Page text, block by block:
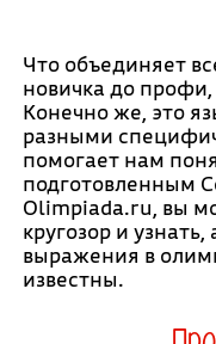
Что объединяет
новичка до
Конечно же, это
разными
помогает нам
подготовленным
Olimpiada.ru, вы
кругозор и
выражения в
известны.